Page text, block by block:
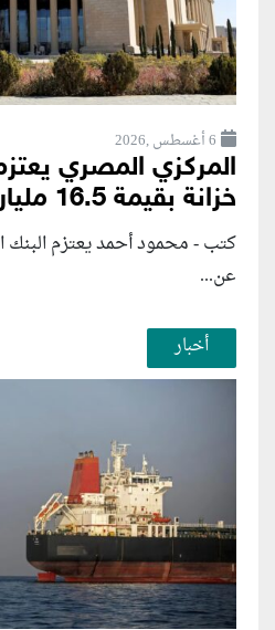
6 أغسطس ,2026
المركزي المصري
خزانة بقيمة 16.5 مليار...
كتب - محمود أحمد يعتزم البنك
عن...
أخبار